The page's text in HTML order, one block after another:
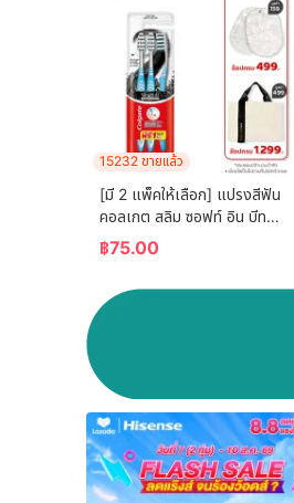
15232 ขายแล้ว
[มี 2 แพ็คให้เลือก] แปรงสีฟัน
คอลเกต สลิม ซอฟท์ อิน บีทวี
น คลีน ชาร์โคล   (คละสี)
Colgate Slim Soft In
Between Clean Charcoal
Toothbrush  (mixed
฿75.00